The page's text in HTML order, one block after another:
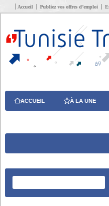
Accueil Publiez vos offres d’emploi
ACCUEIL À LA UNE